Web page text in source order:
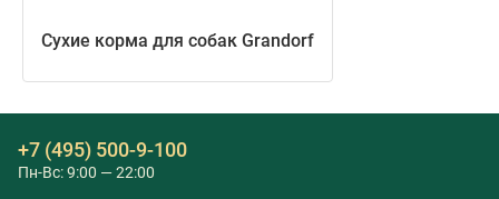
Сухие корма для собак Grandorf
+7 (495) 500-9-100
Пн-Вс: 9:00 — 22:00